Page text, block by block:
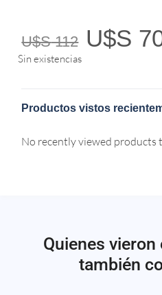
U$S112 U$S
Sin existencias
Productos vistos
No recently viewed products
Quienes
también